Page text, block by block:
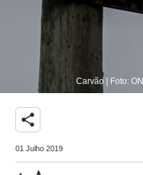
Carvão | Foto:
share
01 Julho 2019